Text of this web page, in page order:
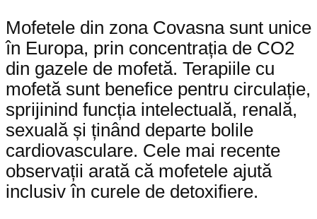
Mofetele din zona Covasna sunt unice
în Europa, prin concentrația de CO2
din gazele de mofetă. Terapiile cu
mofetă sunt benefice pentru circulație,
sprijinind funcția intelectuală, renală,
sexuală și ținând departe bolile
cardiovasculare. Cele mai recente
observații arată că mofetele ajută
inclusiv în curele de detoxifiere.